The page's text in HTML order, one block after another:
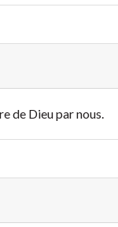
de Dieu par nous.